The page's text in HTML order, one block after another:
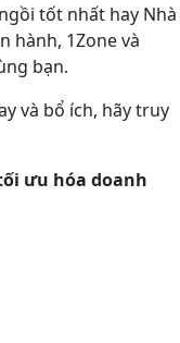
tốt nhất hay Nhà
hành, 1Zone và
bạn.
và bổ ích, hãy truy
ưu hóa doanh